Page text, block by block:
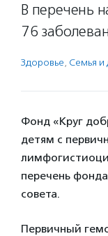
В перечень
76
Здоровье, Семья и
Фонд «Круг
детям с
перечень
совета.
Первичный